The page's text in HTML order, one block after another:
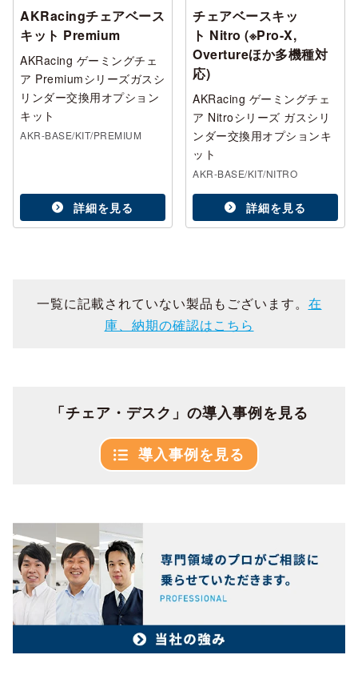
AKRacingチェアベース
キット Premium
AKRacing ゲーミングチェ
ア Premiumシリーズガスシ
リンダー交換用オプション
キット
AKR-BASE/KIT/PREMIUM
詳細を見る
チェアベースキッ
ト Nitro (※Pro-X,
Overtureほか多機種対
応)
AKRacing ゲーミングチェ
ア Nitroシリーズ ガスシリ
ンダー交換用オプションキ
ット
AKR-BASE/KIT/NITRO
詳細を見る
一覧に記載されていない製品もございます。 在
庫、納期の確認はこちら
「チェア・デスク」の導入事例を見る
導入事例を見る